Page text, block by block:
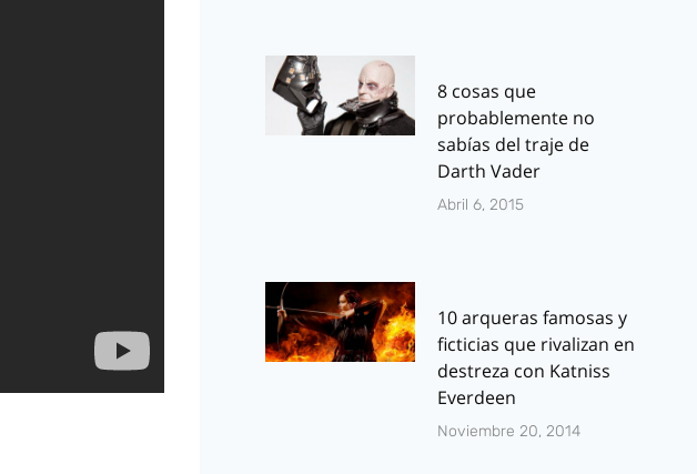
8 cosas que
probablemente no
sabías del traje de
Darth Vader
Abril 6, 2015
10 arqueras famosas y
ficticias que rivalizan en
destreza con Katniss
Everdeen
Noviembre 20, 2014